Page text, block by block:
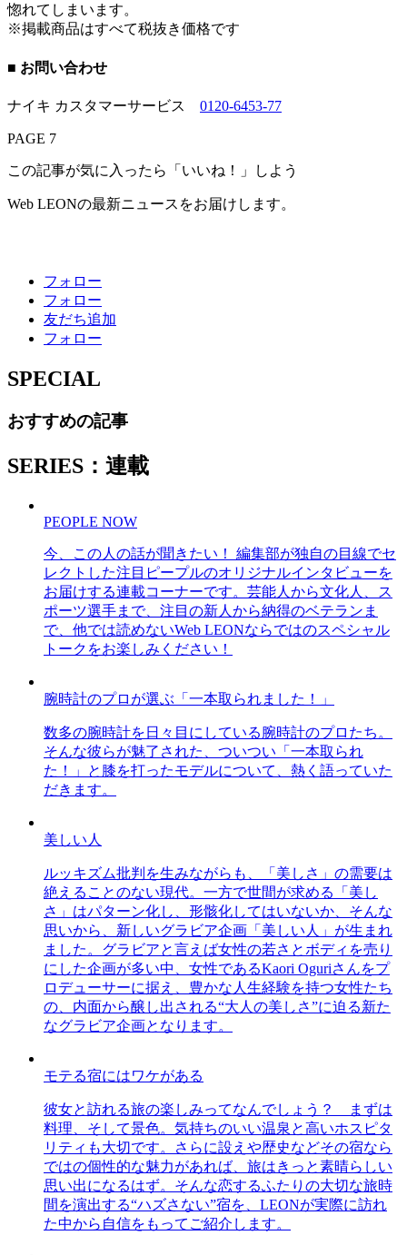
惚れてしまいます。
※掲載商品はすべて税抜き価格です
■ お問い合わせ
ナイキ カスタマーサービス 0120-6453-77
PAGE 7
この記事が気に入ったら「いいね！」しよう
Web LEONの最新ニュースをお届けします。
フォロー
フォロー
友だち追加
フォロー
SPECIAL
おすすめの記事
SERIES：連載
PEOPLE NOW
今、この人の話が聞きたい！ 編集部が独自の目線でセ
レクトした注目ピープルのオリジナルインタビューを
お届けする連載コーナーです。芸能人から文化人、ス
ポーツ選手まで、注目の新人から納得のベテランま
で、他では読めないWeb LEONならではのスペシャル
トークをお楽しみください！
腕時計のプロが選ぶ「一本取られました！」
数多の腕時計を日々目にしている腕時計のプロたち。
そんな彼らが魅了された、ついつい「一本取られ
た！」と膝を打ったモデルについて、熱く語っていた
だきます。
美しい人
ルッキズム批判を生みながらも、「美しさ」の需要は
絶えることのない現代。一方で世間が求める「美し
さ」はパターン化し、形骸化してはいないか、そんな
思いから、新しいグラビア企画「美しい人」が生まれ
ました。グラビアと言えば女性の若さとボディを売り
にした企画が多い中、女性であるKaori Oguriさんをプ
ロデューサーに据え、豊かな人生経験を持つ女性たち
の、内面から醸し出される“大人の美しさ”に迫る新た
なグラビア企画となります。
モテる宿にはワケがある
彼女と訪れる旅の楽しみってなんでしょう？ まずは
料理、そして景色。気持ちのいい温泉と高いホスピタ
リティも大切です。さらに設えや歴史などその宿なら
ではの個性的な魅力があれば、旅はきっと素晴らしい
思い出になるはず。そんな恋するふたりの大切な旅時
間を演出する“ハズさない”宿を、LEONが実際に訪れ
た中から自信をもってご紹介します。